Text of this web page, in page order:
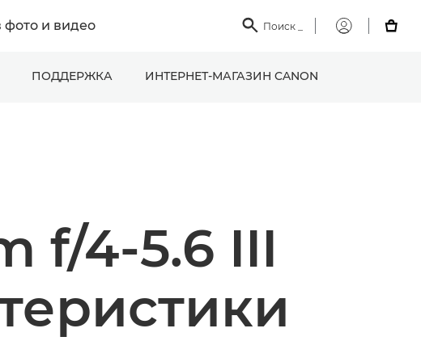
и видео  Поиск
Мой

ПОДДЕРЖКА ИНТЕРНЕТ-МАГАЗИН CANON
f/4-5.6 III